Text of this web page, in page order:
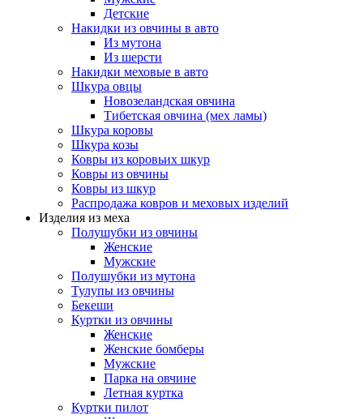
Детские
Накидки из овчины в авто
Из мутона
Из шерсти
Накидки меховые в авто
Шкура овцы
Новозеландская овчина
Тибетская овчина (мех ламы)
Шкура коровы
Шкура козы
Ковры из коровьих шкур
Ковры из овчины
Ковры из шкур
Распродажа ковров и меховых изделий
Изделия из меха
Полушубки из овчины
Женские
Мужские
Полушубки из мутона
Тулупы из овчины
Бекеши
Куртки из овчины
Женские
Женские бомберы
Мужские
Парка на овчине
Летная куртка
Куртки пилот